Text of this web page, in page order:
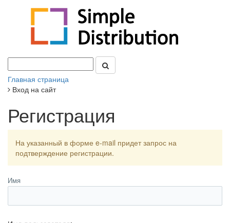
Главная страница
Вход на сайт
Регистрация
На указанный в форме e-mail придет запрос на
подтверждение регистрации.
Имя